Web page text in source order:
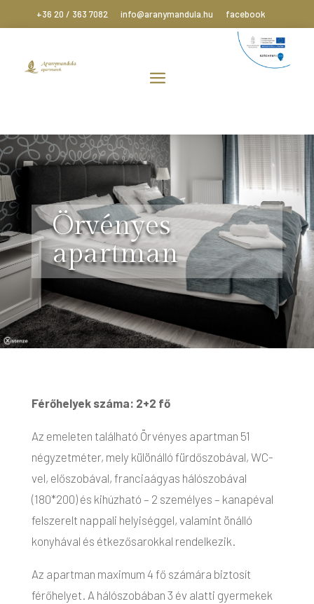
+36 20 / 363 7082 info@aranymandula.hu facebook
Örvényes
apartman
Férőhelyek száma: 2+2 fő
Az emeleten található Örvényes apartman 51
négyzetméter, mely különálló fürdőszobával, WC-
vel, előszobával, franciaágyas hálószobával
(180*200) és kihúzható – 2 személyes – kanapéval
felszerelt nappali helyiséggel, valamint önálló
konyhával és étkezősarokkal rendelkezik.
Az apartman maximum 4 fő számára biztosít
férőhelyet. A hálószobában 3 év alatti gyermekek